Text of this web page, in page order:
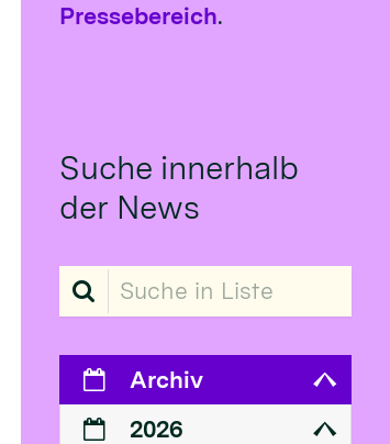
Pressebereich.
Suche innerhalb
der News
Suche in Liste
Archiv
2026